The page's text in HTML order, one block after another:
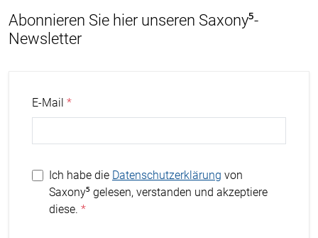
Abonnieren Sie hier unseren Saxony⁵-
Newsletter
E-Mail
Ich habe die Datenschutzerklärung von
Saxony⁵ gelesen, verstanden und akzeptiere
diese.